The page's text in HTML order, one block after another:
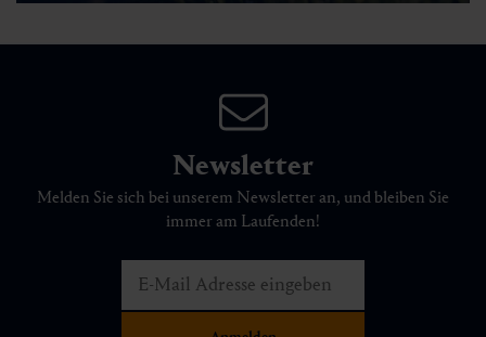
Newsletter
Melden Sie sich bei unserem Newsletter an, und bleiben Sie
immer am Laufenden!